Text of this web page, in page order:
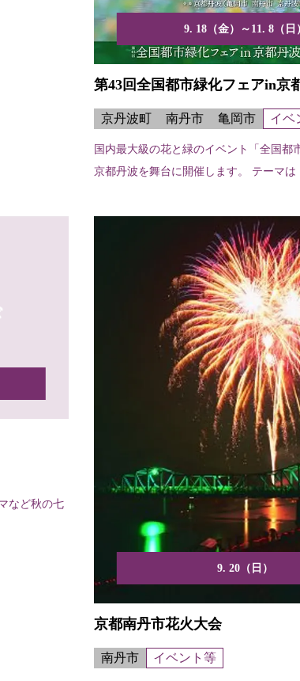
9. 18（金）～11. 8（日
第43回全国都市緑化フェアin京
京丹波町 南丹市 亀岡市 イベ
国内最大級の花と緑のイベント「全国都
京都丹波を舞台に開催します。 テーマは
など秋の七
9. 20（日）
京都南丹市花火大会
南丹市 イベント等